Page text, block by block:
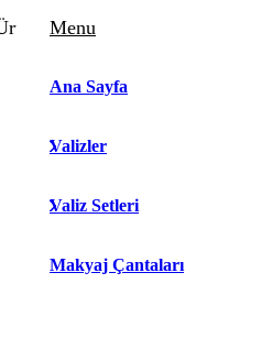
Sepeti
Menu
Ana Sayfa
Valizler
Valiz Setleri
Makyaj Çantaları